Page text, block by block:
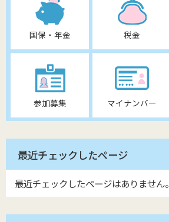
国保・年金 税金
参加募集 マイナンバー
最近チェックしたページ
最近チェックしたページはありません。